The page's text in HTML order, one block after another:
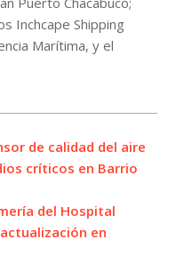
Inchcape Shipping
Marítima, y el
de calidad del aire
críticos en Barrio
del Hospital
en